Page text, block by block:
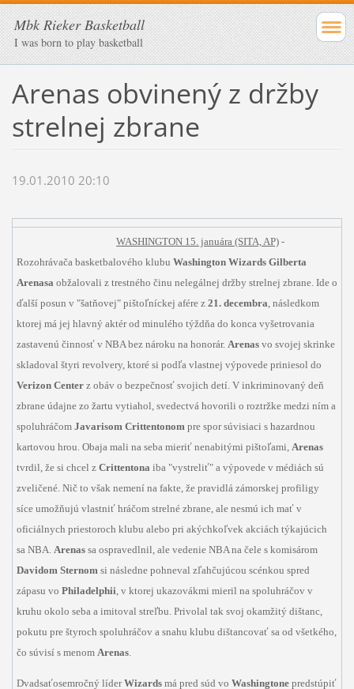
Mbk Rieker Basketball
I was born to play basketball
Arenas obvinený z držby
strelnej zbrane
19.01.2010 20:10
WASHINGTON 15. januára (SITA, AP)-
Rozohrávača basketbalového klubu Washington Wizards Gilberta
Arenasa obžalovali z trestného činu nelegálnej držby strelnej zbrane. Ide o
ďalší posun v "šatňovej" pištoľníckej afére z 21. decembra, následkom
ktorej má jej hlavný aktér od minulého týždňa do konca vyšetrovania
zastavenú činnosť v NBA bez nároku na honorár. Arenas vo svojej skrinke
skladoval štyri revolvery, ktoré si podľa vlastnej výpovede priniesol do
Verizon Center z obáv o bezpečnosť svojich detí. V inkriminovaný deň
zbrane údajne zo žartu vytiahol, svedectvá hovorili o roztržke medzi ním a
spoluhráčom Javarisom Crittentonom pre spor súvisiaci s hazardnou
kartovou hrou. Obaja mali na seba mieriť nenabitými pištoľami, Arenas
tvrdil, že si chcel z Crittentona iba "vystreliť" a výpovede v médiách sú
zveličené. Nič to však nemení na fakte, že pravidlá zámorskej profiligy
síce umožňujú vlastniť hráčom strelné zbrane, ale nesmú ich mať v
oficiálnych priestoroch klubu alebo pri akýchkoľvek akciách týkajúcich
sa NBA. Arenas sa ospravedlnil, ale vedenie NBA na čele s komisárom
Davidom Sternom si následne pohneval zľahčujúcou scénkou spred
zápasu vo Philadelphii, v ktorej ukazovákmi mieril na spoluhráčov v
kruhu okolo seba a imitoval streľbu. Privolal tak svoj okamžitý dištanc,
pokutu pre štyroch spoluhráčov a snahu klubu dištancovať sa od všetkého,
čo súvisí s menom Arenas.
Dvadsaťosemročný líderWizards má pred súd vo Washingtone predstúpiť